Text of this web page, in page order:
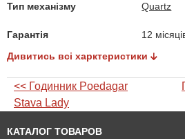
Тип механізму Quartz
Гарантія
12
Дивитись всі харктеристики
<< Годинник Poedagar
Stava Lady
КАТАЛОГ ТОВАРОВ